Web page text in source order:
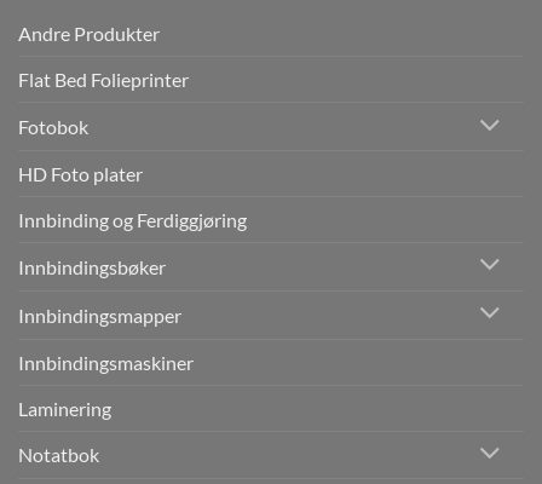
Andre Produkter
Flat Bed Folieprinter
Fotobok
HD Foto plater
Innbinding og Ferdiggjøring
Innbindingsbøker
Innbindingsmapper
Innbindingsmaskiner
Laminering
Notatbok